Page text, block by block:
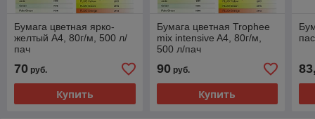
Бумага цветная ярко-
желтый A4, 80г/м, 500 л/
пач
70 руб.
Купить
Бумага цветная Trophee
mix intensive A4, 80г/м,
500 л/пач
90руб.
Купить